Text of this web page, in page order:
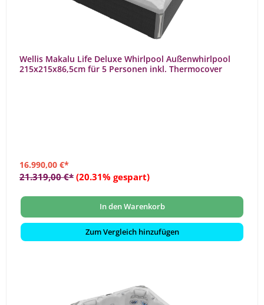
Wellis Makalu Life Deluxe Whirlpool Außenwhirlpool
215x215x86,5cm für 5 Personen inkl. Thermocover
16.990,00 €*
21.319,00 €* (20.31% gespart)
In den Warenkorb
Zum Vergleich hinzufügen